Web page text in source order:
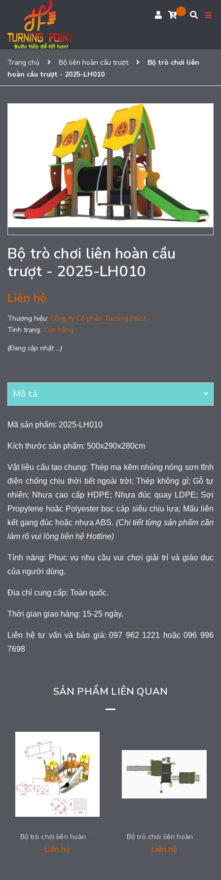
Trang chủ Bộ liên hoàn cầu trượt
Bộ trò chơi liên
hoàn cầu trượt - 2025-LH010
Bộ trò chơi liên hoàn cầu
trượt - 2025-LH010
Liên hệ
Thương hiệu: Công ty Cổ phần Turning Point
Tình trạng: Còn hàng
(Đang cập nhật ...)
Mô tả
Mã sản phẩm: 2025-LH010
Kích thước sản phẩm: 500x290x280cm
Vật liệu cấu tạo chung: Thép mạ kẽm nhúng nóng sơn tĩnh
điện chống chịu thời tiết ngoài trời; Thép không gỉ; Gỗ tự
nhiên; Nhựa cao cấp HDPE; Nhựa đúc quay LDPE; Sợi
Propylene hoặc Polyester bọc cáp siêu chịu lựa; Mấu liên
kết gang đúc hoặc nhựa ABS. (Chi tiết từng sản phẩm cần
làm rõ vui lòng liên hệ Hotline)
Tính năng: Phục vụ nhu cầu vui chơi giải trí và giáo dục
của người dùng.
Địa chỉ cung cấp: Toàn quốc.
Thời gian giao hàng: 15-25 ngày.
Liên hệ tư vấn và báo giá: 097 962 1221 hoặc 096 996
7698
SẢN PHẨM LIÊN QUAN
Bộ trò chơi liên hoàn cầu trượt - 2025-LH022
Liên hệ
Bộ trò chơi liên hoàn cầu trượt - 2025-LH019
Liên hệ